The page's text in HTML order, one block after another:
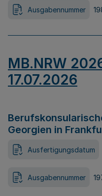
Ausgabennummer
MB.NRW
17.07.2026
Georgien in
Ausfertigungsdatum
Ausgabennummer